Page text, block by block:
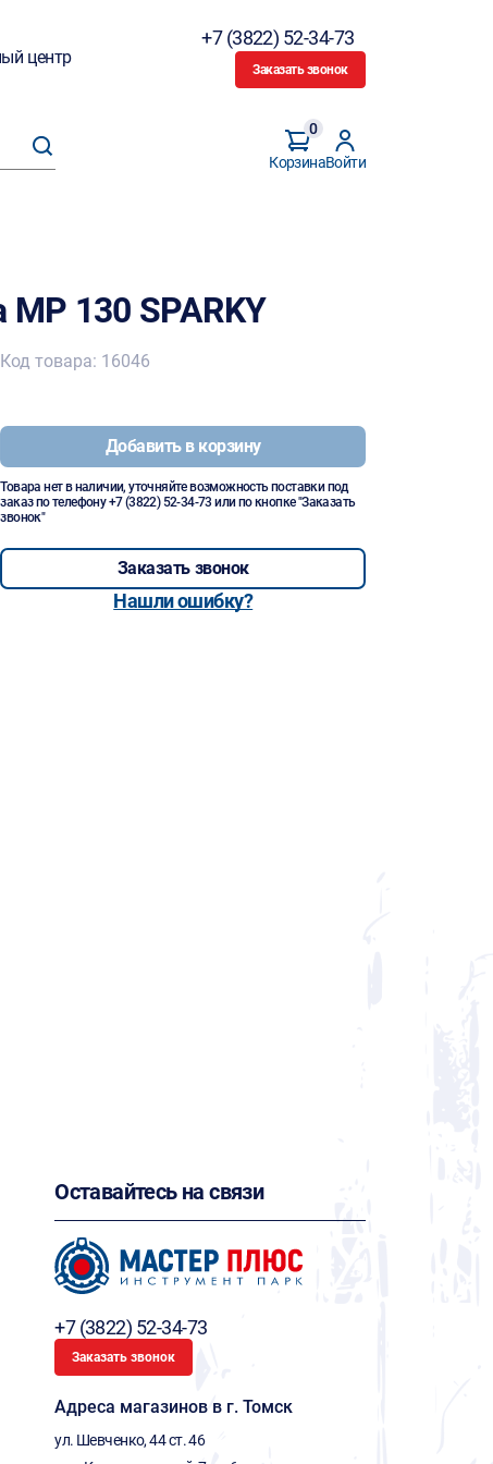
центр
+7 (3822) 52-34-73
Заказать звонок
Корзина
0
Войти
130 SPARKY
Код товара: 16046
Добавить в корзину
Товара нет в наличии, уточняйте возможность поставки под
заказ по телефону+7 (3822) 52-34-73 или по кнопке "Заказать
звонок"
Заказать звонок
Нашли ошибку?
Оставайтесь на связи
+7 (3822) 52-34-73
Заказать звонок
Адреса магазинов в г. Томск
ул. Шевченко, 44 ст. 46